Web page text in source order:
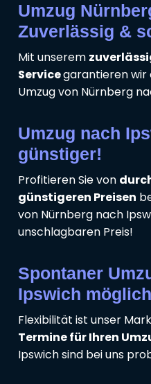
Umzug
Zuverlässig &
Mit unserem
Servicegarantieren wir
Umzug von Nürnberg
Umzug nach
günstiger!
Profitieren Sie von
günstigeren Preisen
von Nürnberg nach
unschlagbaren Preis!
Spontaner
Ipswich möglich
Flexibilität ist unser
Termine für Ihren
Ipswich sind bei uns